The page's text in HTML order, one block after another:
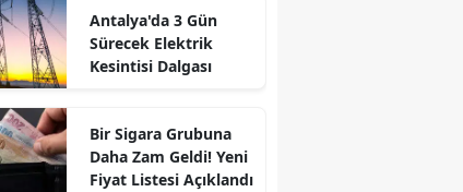
Antalya'da 3 Gün
Sürecek Elektrik
Kesintisi Dalgası
Bir Sigara Grubuna
Daha Zam Geldi! Yeni
Fiyat Listesi Açıklandı